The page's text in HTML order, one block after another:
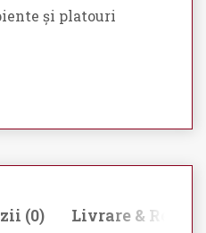
și platouri
(0) Livrare & Retur